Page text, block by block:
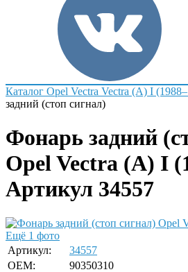
Каталог Opel Vectra Vectra (A) I
задний (стоп сигнал)
Фонарь задний
Opel Vectra (A) I
Артикул 34557
Ещё 1 фото
Артикул:
34557
OEM:
90350310